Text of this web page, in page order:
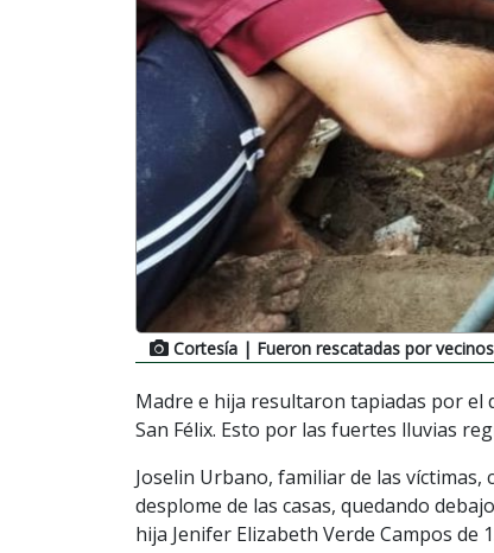
Cortesía | Fueron rescatadas por
Madre e hija resultaron tapiadas por el
San Félix. Esto por las fuertes lluvias
Joselin Urbano, familiar de las
desplome de las casas, quedando
hija Jenifer Elizabeth Verde Campos de